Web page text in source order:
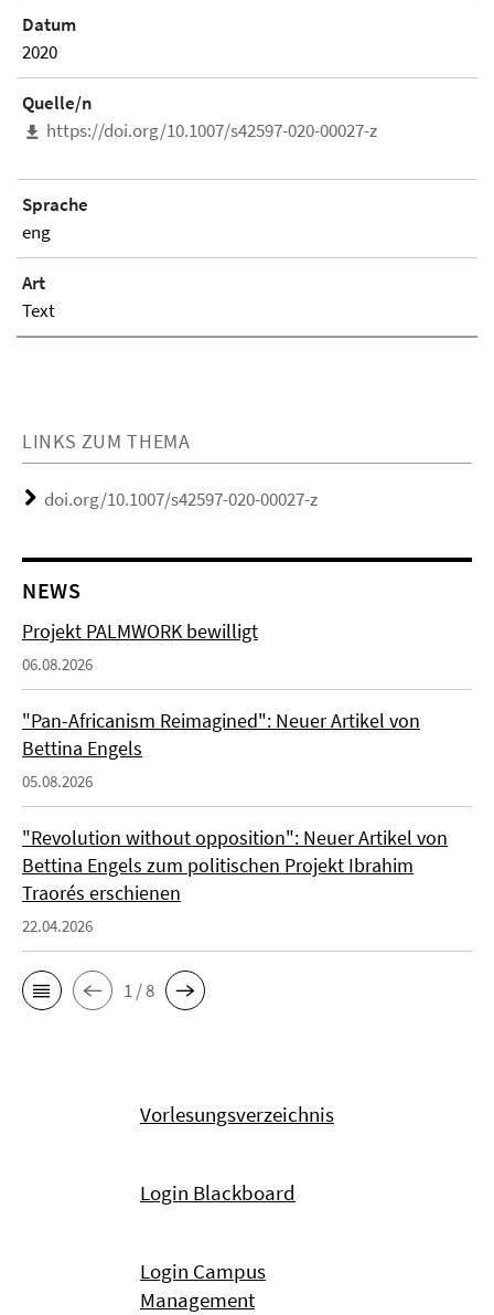
Datum
2020
Quelle/n
https://doi.org/10.1007/s42597-020-00027-z
Sprache
eng
Art
Text
LINKS ZUM THEMA
doi.org/10.1007/s42597-020-00027-z
NEWS
Projekt PALMWORK bewilligt
06.08.2026
"Pan-Africanism Reimagined": Neuer Artikel von
Bettina Engels
05.08.2026
"Revolution without opposition": Neuer Artikel von
Bettina Engels zum politischen Projekt Ibrahim
Traorés erschienen
22.04.2026
1 / 8
Vorlesungsverzeichnis
Login Blackboard
Login Campus
Management